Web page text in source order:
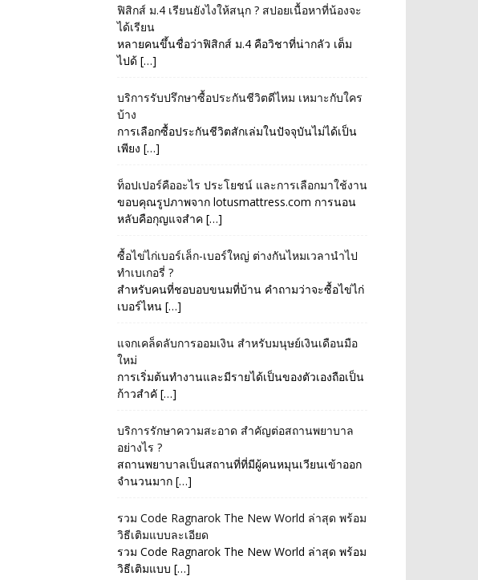
ฟิสิกส์ ม.4 เรียนยังไงให้สนุก ? สปอยเนื้อหาที่น้องจะ
ได้เรียน
หลายคนขึ้นชื่อว่าฟิสิกส์ ม.4 คือวิชาที่น่ากลัว เต็ม
ไปด้ […]
บริการรับปรึกษาซื้อประกันชีวิตดีไหม เหมาะกับใคร
บ้าง
การเลือกซื้อประกันชีวิตสักเล่มในปัจจุบันไม่ได้เป็น
เพียง […]
ท็อปเปอร์คืออะไร ประโยชน์ และการเลือกมาใช้งาน
ขอบคุณรูปภาพจาก lotusmattress.com การนอน
หลับคือกุญแจสำค […]
ซื้อไข่ไก่เบอร์เล็ก-เบอร์ใหญ่ ต่างกันไหมเวลานำไป
ทำเบเกอรี่ ?
สำหรับคนที่ชอบอบขนมที่บ้าน คำถามว่าจะซื้อไข่ไก่
เบอร์ไหน […]
แจกเคล็ดลับการออมเงิน สำหรับมนุษย์เงินเดือนมือ
ใหม่
การเริ่มต้นทำงานและมีรายได้เป็นของตัวเองถือเป็น
ก้าวสำคั […]
บริการรักษาความสะอาด สำคัญต่อสถานพยาบาล
อย่างไร ?
สถานพยาบาลเป็นสถานที่ที่มีผู้คนหมุนเวียนเข้าออก
จำนวนมาก […]
รวม Code Ragnarok The New World ล่าสุด พร้อม
วิธีเติมแบบละเอียด
รวม Code Ragnarok The New World ล่าสุด พร้อม
วิธีเติมแบบ […]